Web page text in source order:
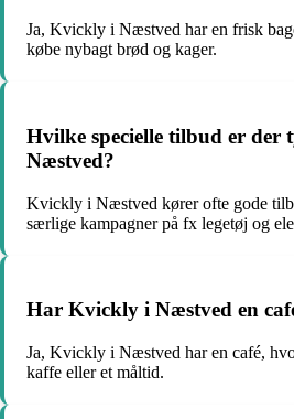
Ja, Kvickly i Næstved har en frisk
købe nybagt brød og kager.
Hvilke specielle tilbud er der
Næstved?
Kvickly i Næstved kører ofte gode
særlige kampagner på fx legetøj og
Har Kvickly i Næstved en
Ja, Kvickly i Næstved har en café,
kaffe eller et måltid.